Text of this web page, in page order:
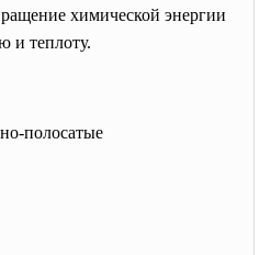
химической энергии
и теплоту.
полосатые